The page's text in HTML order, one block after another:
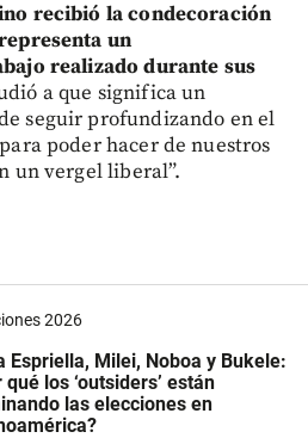
recibió la condecoración
un
realizado durante sus
a que significa un
seguir profundizando en el
poder hacer de nuestros
un vergel liberal”.
2026
Espriella, Milei, Noboa y Bukele:
qué los ‘outsiders’ están
las elecciones en